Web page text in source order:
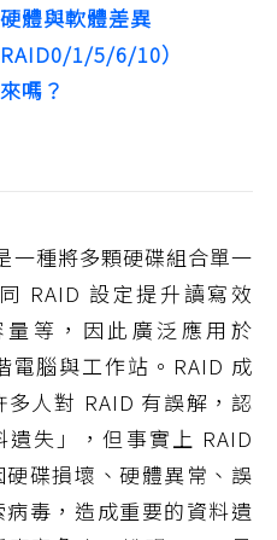
體與軟體差異
1/5/6/10）
嗎？
一種將多顆硬碟組合單一
RAID 設定提升讀寫效
等，因此廣泛應用於
電腦與工作站。RAID 成
人對 RAID 有誤解，認
失」，但事實上 RAID
碟損壞、硬體異常、誤
毒，造成重要的資料遺